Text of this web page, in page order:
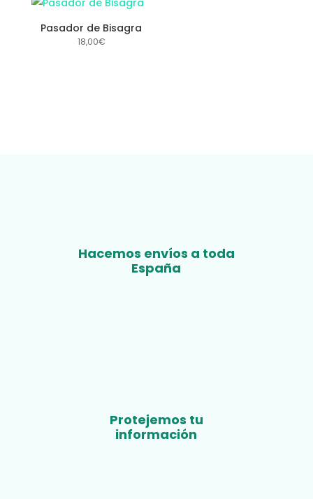
Pasador de Bisagra
18,00€
Hacemos envíos a toda
España
Protejemos tu
información